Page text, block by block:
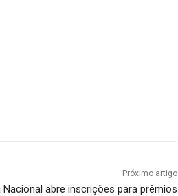
Próximo artigo
Nacional abre inscrições para prêmios